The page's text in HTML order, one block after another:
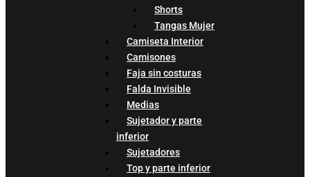
Shorts
Tangas Mujer
Camiseta Interior
Camisones
Faja sin costuras
Falda Invisible
Medias
Sujetador y parte
inferior
Sujetadores
Top y parte inferior